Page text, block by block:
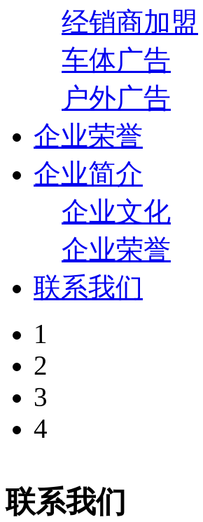
经销商加盟
车体广告
户外广告
企业荣誉
企业简介
企业文化
企业荣誉
联系我们
1
2
3
4
联系我们